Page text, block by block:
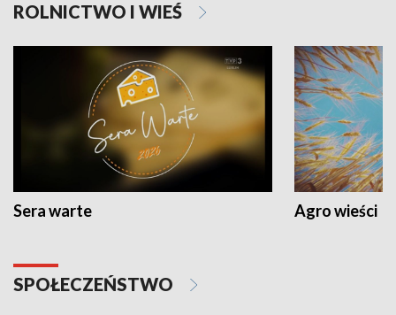
ROLNICTWO I WIEŚ
Sera warte Agro wieści
SPOŁECZEŃSTWO